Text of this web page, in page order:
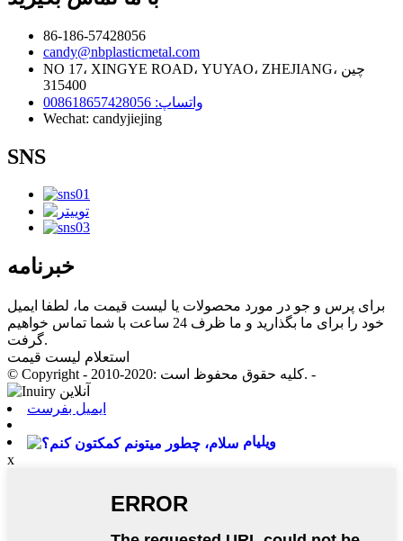
86-186-57428056
candy@nbplasticmetal.com
NO 17، XINGYE ROAD، YUYAO، ZHEJIANG، چین
315400
واتساپ: 008618657428056
Wechat: candyjiejing
SNS
خبرنامه
برای پرس و جو در مورد محصولات یا لیست قیمت ما، لطفا ایمیل
خود را برای ما بگذارید و ما ظرف 24 ساعت با شما تماس خواهیم
گرفت.
استعلام لیست قیمت
© Copyright - 2010-2020: کلیه حقوق محفوظ است. -
ایمیل بفرست
ویلیام
x